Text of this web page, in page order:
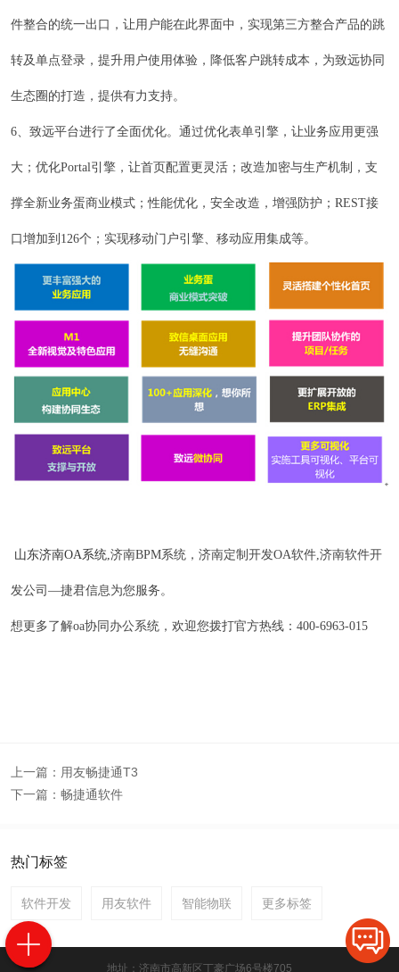
件整合的统一出口，让用户能在此界面中，实现第三方整合产品的跳
转及单点登录，提升用户使用体验，降低客户跳转成本，为致远协同
生态圈的打造，提供有力支持。
6、致远平台进行了全面优化。通过优化表单引擎，让业务应用更强
大；优化Portal引擎，让首页配置更灵活；改造加密与生产机制，支
撑全新业务蛋商业模式；性能优化，安全改造，增强防护；REST接
口增加到126个；实现移动门户引擎、移动应用集成等。
山东济南OA系统,济南BPM系统，济南定制开发OA软件,济南软件开
发公司—捷君信息为您服务。
想更多了解oa协同办公系统，欢迎您拨打官方热线：400-6963-015
上一篇： 用友畅捷通T3
下一篇： 畅捷通软件
热门标签
软件开发 用友软件 智能物联 更多标签
地址：济南市高新区丁豪广场6号楼705